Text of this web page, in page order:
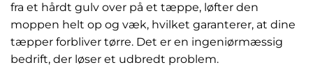
fra et hårdt gulv over på et tæppe, løfter den
moppen helt op og væk, hvilket garanterer, at dine
tæpper forbliver tørre. Det er en ingeniørmæssig
bedrift, der løser et udbredt problem.